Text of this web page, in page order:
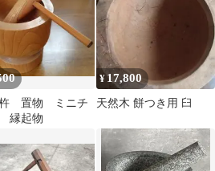
杵 置物 ミニチ
縁起物
¥17,800
天然木 餅つき用 臼